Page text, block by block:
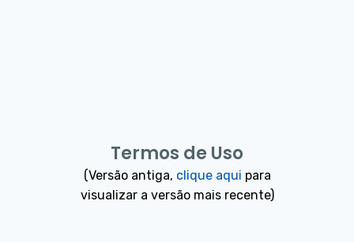
Termos de Uso
(Versão antiga, clique aqui para
visualizar a versão mais recente)